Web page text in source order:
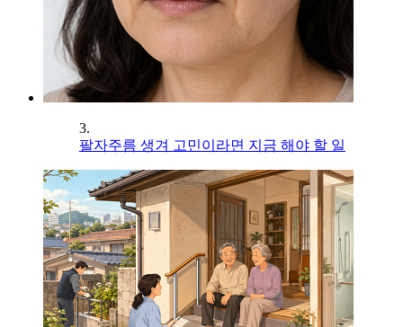
3.
팔자주름 생겨 고민이라면 지금 해야 할 일